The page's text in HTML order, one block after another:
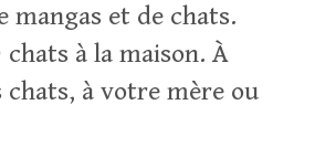
mangas et de chats.
chats à la maison. À
chats, à votre mère ou